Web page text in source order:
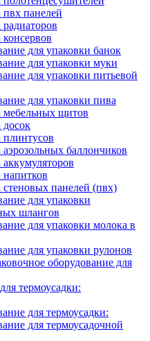
пвх панелей
для упаковки банок
для упаковки муки
для упаковки питьевой
для упаковки пива
мебельных щитов
досок
плинтусов
аэрозольных баллончиков
напитков
стеновых панелей (пвх)
для упаковки
шлангов
для упаковки молока в
для упаковки рулонов
оборудование для
термоусадки:
для термоусадки:
для термоусадочной